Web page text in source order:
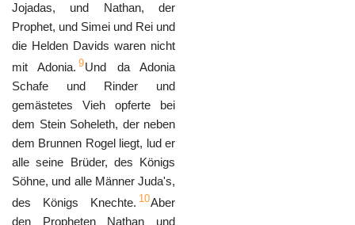
Jojadas, und Nathan, der
Prophet, und Simei und Rei und
die Helden Davids waren nicht
mit Adonia. 9Und da Adonia
Schafe und Rinder und
gemästetes Vieh opferte bei
dem Stein Soheleth, der neben
dem Brunnen Rogel liegt, lud er
alle seine Brüder, des Königs
Söhne, und alle Männer Juda's,
des Königs Knechte. 10Aber
den Propheten Nathan und